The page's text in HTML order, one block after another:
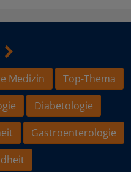
Medizin
Top-Thema
Diabetologie
Gastroenterologie